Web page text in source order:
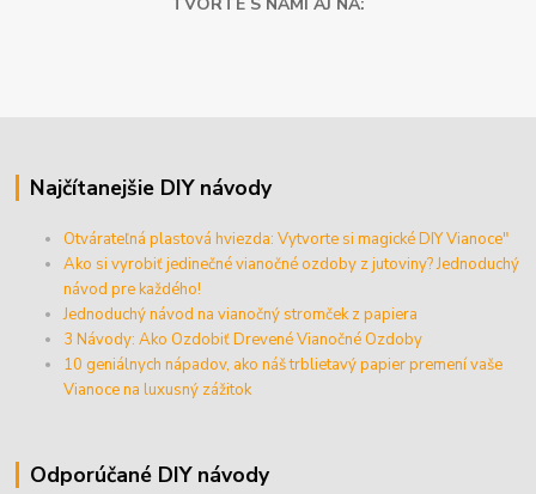
Najčítanejšie DIY návody
Otvárateľná plastová hviezda: Vytvorte si magické DIY Vianoce"
Ako si vyrobiť jedinečné vianočné ozdoby z jutoviny? Jednoduchý
návod pre každého!
Jednoduchý návod na vianočný stromček z papiera
3 Návody: Ako Ozdobiť Drevené Vianočné Ozdoby
10 geniálnych nápadov, ako náš trblietavý papier premení vaše
Vianoce na luxusný zážitok
Odporúčané DIY návody